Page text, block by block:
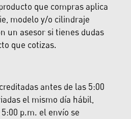
que compras aplica
modelo y/o cilindraje
un asesor si tienes dudas
que cotizas.
antes de las 5:00
el mismo día hábil,
p.m. el envío se